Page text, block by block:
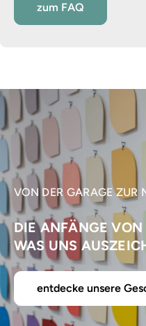
zum FAQ
VON DER GARAGE ZUR
DIE ANFÄNGE
WAS UNS
entdecke unsere